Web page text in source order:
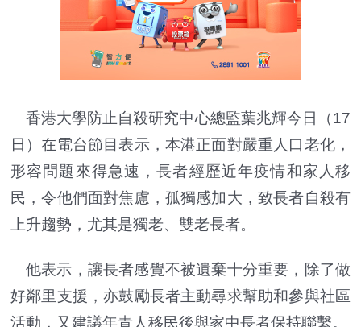
香港大學防止自殺研究中心總監葉兆輝今日（17
日）在電台節目表示，本港正面對嚴重人口老化，
形容問題來得急速，長者經歷近年疫情和家人移
民，令他們面對焦慮， 孤獨感加大，致長者自殺有
上升趨勢，尤其是獨老、雙老長者。
他表示，讓長者感覺不被遺棄十分重要，除了做
好鄰里支援，亦鼓勵長者主動尋求幫助和參與社區
活動，又建議年青人移民後與家中長者保持聯繫。